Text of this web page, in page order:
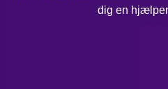
dig en